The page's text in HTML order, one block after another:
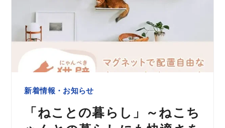
新着情報・お知らせ
「ねことの暮らし」～ねこち